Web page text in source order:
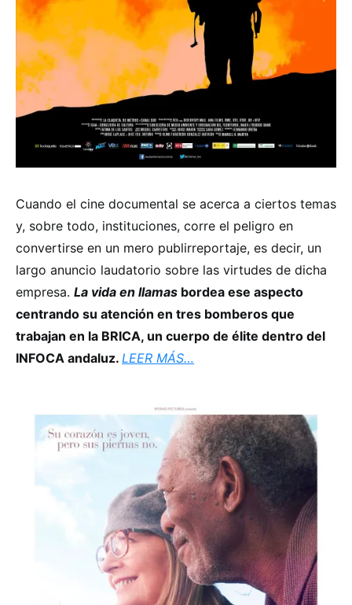
Cuando el cine documental se acerca a ciertos temas
y, sobre todo, instituciones, corre el peligro en
convertirse en un mero publirreportaje, es decir, un
largo anuncio laudatorio sobre las virtudes de dicha
empresa. La vida en llamas bordea ese aspecto
centrando su atención en tres bomberos que
trabajan en la BRICA, un cuerpo de élite dentro del
INFOCA andaluz. LEER MÁS…